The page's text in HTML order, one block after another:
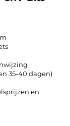
35-40 dagen)
en